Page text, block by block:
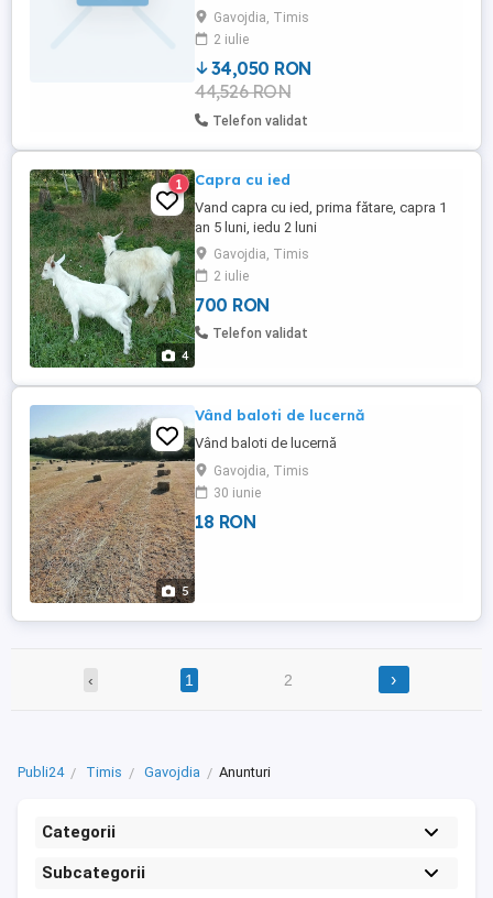
Gavojdia, Timis
2 iulie
34,050 RON
44,526 RON
Telefon validat
4
1 Capra cu ied
Vand capra cu ied, prima fătare, capra 1
an 5 luni, iedu 2 luni
Gavojdia, Timis
2 iulie
700 RON
Telefon validat
5
Vând baloti de lucernă
Vând baloti de lucernă
Gavojdia, Timis
30 iunie
18 RON
‹ 1 2 ›
Publi24 Timis Gavojdia Anunturi
Categorii
Subcategorii